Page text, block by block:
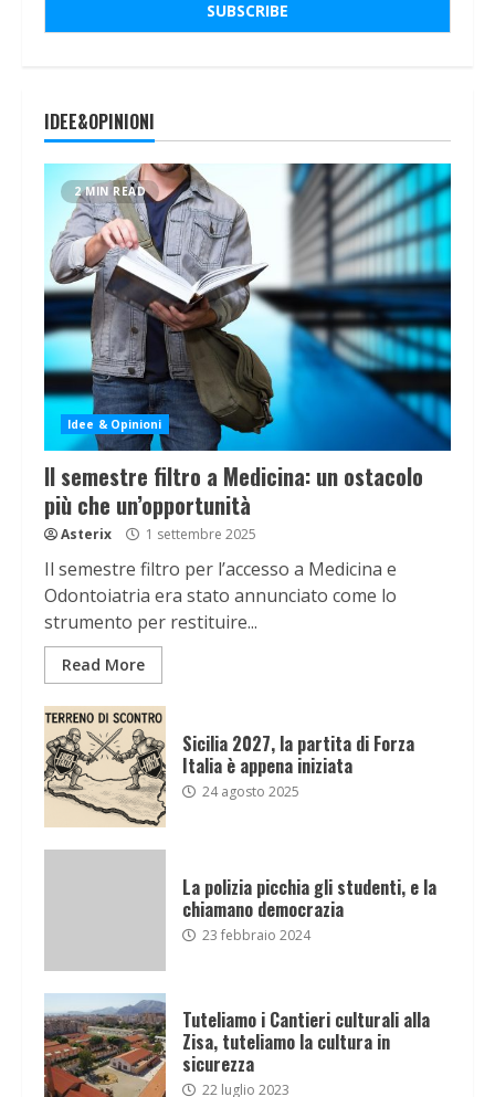
IDEE&OPINIONI
2 MIN READ
Idee & Opinioni
Il semestre filtro a Medicina: un ostacolo
più che un’opportunità
Asterix 1 settembre 2025
Il semestre filtro per l’accesso a Medicina e
Odontoiatria era stato annunciato come lo
strumento per restituire...
Read More
Sicilia 2027, la partita di Forza
Italia è appena iniziata
24 agosto 2025
La polizia picchia gli studenti, e la
chiamano democrazia
23 febbraio 2024
Tuteliamo i Cantieri culturali alla
Zisa, tuteliamo la cultura in
sicurezza
22 luglio 2023